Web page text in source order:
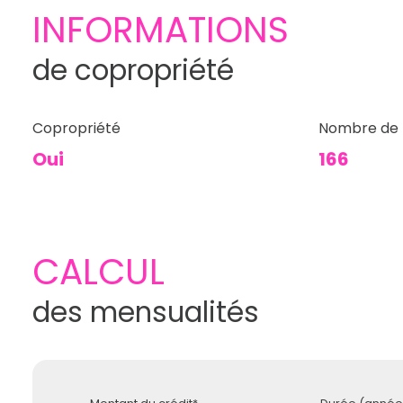
INFORMATIONS
de copropriété
Copropriété
Oui
Nombre de
166
CALCUL
des mensualités